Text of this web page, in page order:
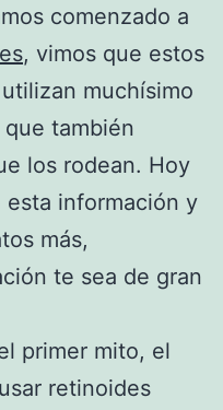
comenzado a
, vimos que estos
muchísimo
también
los rodean. Hoy
información y
más,
te sea de gran
primer mito, el
retinoides